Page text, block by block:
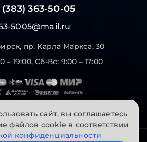
(383) 363-50-05
5005@mail.ru
пр. Карла Маркса, 30
– 19:00, Сб-Вс: 9:00 – 17:00
сайт, вы соглашаетесь
файлов cookie в соответствии
конфиденциальности